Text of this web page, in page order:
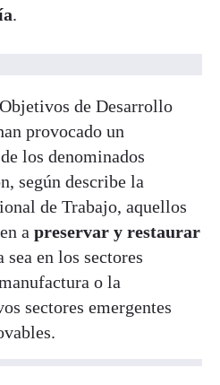
.
de Desarrollo
provocado un
los denominados
según describe la
de Trabajo, aquellos
a preservar y restaurar
sea en los sectores
o la
sectores emergentes